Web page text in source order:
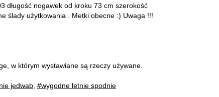
długość nogawek od kroku 73 cm szerokość
ślady użytkowania . Metki obecne :) Uwaga !!!
w którym wystawiane są rzeczy używane.
jedwab #wygodne letnie spodnie